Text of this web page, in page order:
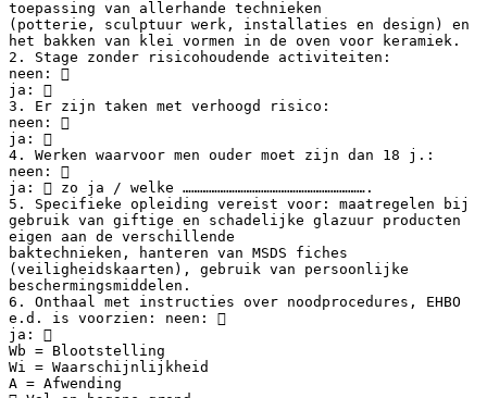
toepassing van allerhande technieken
(potterie, sculptuur werk, installaties en design) en
het bakken van klei vormen in de oven voor keramiek.
2. Stage zonder risicohoudende activiteiten:
neen: 
ja: 
3. Er zijn taken met verhoogd risico:
neen: 
ja: 
4. Werken waarvoor men ouder moet zijn dan 18 j.:
neen: 
ja:  zo ja / welke ……………………………………………………….
5. Specifieke opleiding vereist voor: maatregelen bij
gebruik van giftige en schadelijke glazuur producten
eigen aan de verschillende
baktechnieken, hanteren van MSDS fiches
(veiligheidskaarten), gebruik van persoonlijke
beschermingsmiddelen.
6. Onthaal met instructies over noodprocedures, EHBO
e.d. is voorzien: neen: 
ja: 
Wb = Blootstelling
Wi = Waarschijnlijkheid
A = Afwending